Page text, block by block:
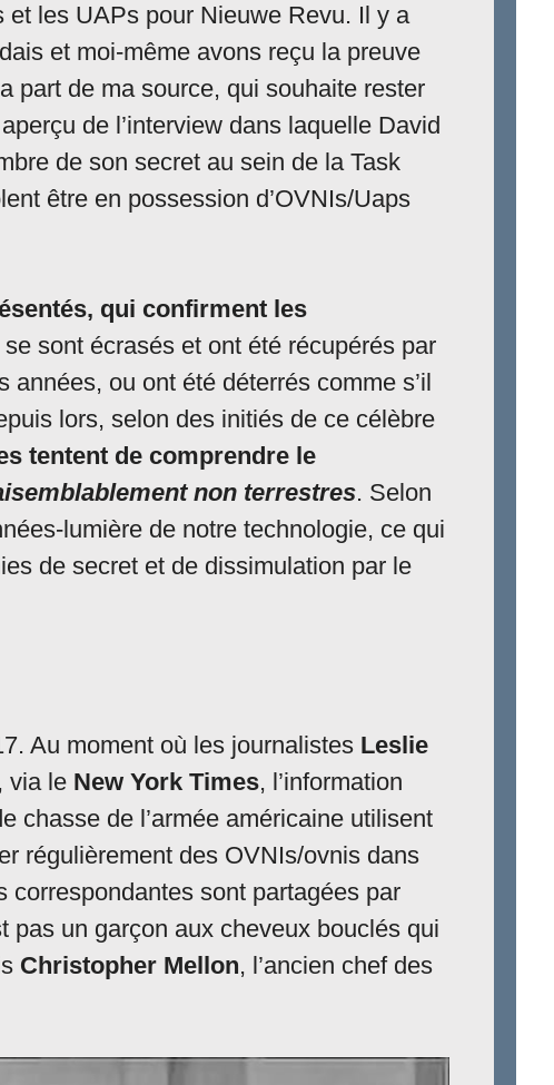
les UAPs pour Nieuwe Revu. Il y a
et moi-même avons reçu la preuve
part de ma source, qui souhaite rester
de l’interview dans laquelle David
de son secret au sein de la Task
être en possession d’OVNIs/Uaps
qui confirment les
sont écrasés et ont été récupérés par
ou ont été déterrés comme s’il
lors, selon des initiés de ce célèbre
tentent de comprendre le
non terrestres. Selon
lumière de notre technologie, ce qui
de secret et de dissimulation par le
Au moment où les journalistes Leslie
via le New York Times, l’information
chasse de l’armée américaine utilisent
régulièrement des OVNIs/ovnis dans
correspondantes sont partagées par
pas un garçon aux cheveux bouclés qui
Christopher Mellon, l’ancien chef des